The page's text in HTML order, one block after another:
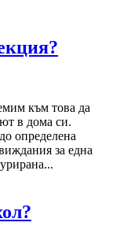
към това да
в дома си.
определена
за една